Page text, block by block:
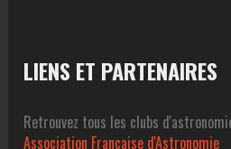
LIENS ET PARTENAIRES
Retrouvez tous les clubs
Association Francaise d'Astronomie